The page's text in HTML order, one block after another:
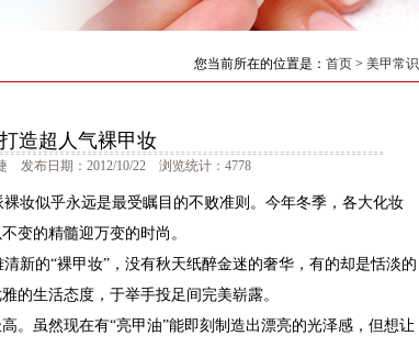
您当前所在的位置是： 首页> 美甲常识
造超人气裸甲妆
发布日期：2012/10/22 浏览统计：4778
妆似乎永远是最受瞩目的不败准则。今年冬季，各大化妆
变的精髓迎万变的时尚。
新的“裸甲妆”，没有秋天纸醉金迷的奢华，有的却是恬淡的
的生活态度，于举手投足间完美崭露。
。虽然现在有“亮甲油”能即刻制造出漂亮的光泽感，但想让